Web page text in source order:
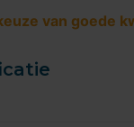
van goede